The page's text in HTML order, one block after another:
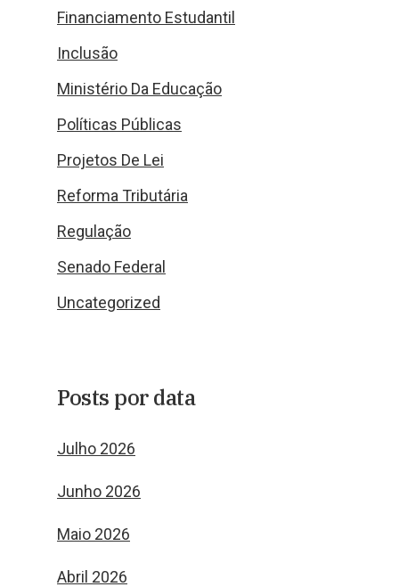
Financiamento Estudantil
Inclusão
Ministério Da Educação
Políticas Públicas
Projetos De Lei
Reforma Tributária
Regulação
Senado Federal
Uncategorized
Posts por data
Julho 2026
Junho 2026
Maio 2026
Abril 2026